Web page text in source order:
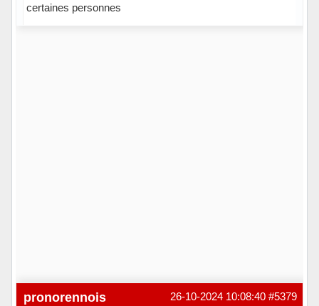
certaines personnes
#5379
26-10-2024 10:08:40
pronorennois